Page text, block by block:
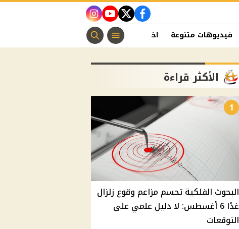
facebook
twitter
youtube
instagram
فيديوهات متنوعة اخبار الفن منوعات مسيحية
الأكثر قراءة
1
البحوث الفلكية تحسم مزاعم وقوع زلزال
غدًا 6 أغسطس: لا دليل علمي على
التوقعات